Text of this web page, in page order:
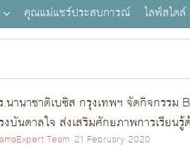
คุณแม่แชร์ประสบการณ์ ไลฟ์สไตล์
.นานาชาติเบซิส กรุงเทพฯ จัดกิจกรร
งบันดาลใจ ส่งเสริมศักยภาพการเรียนรู้
Team 21 February 2020